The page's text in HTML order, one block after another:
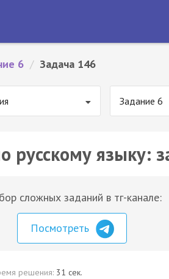
6 / Задача 146
Задание 6
русскому языку:
сложных заданий в тг-канале:
Посмотреть
решения: 31 сек.